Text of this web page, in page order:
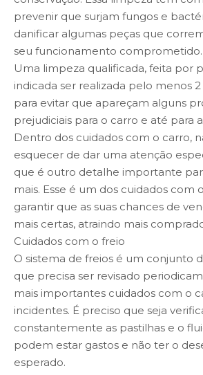
prevenir que surjam fungos e
danificar algumas peças que
seu funcionamento comprometido.
Uma limpeza qualificada, feita por
indicada ser realizada pelo menos
para evitar que apareçam alguns
prejudiciais para o carro e até para
Dentro dos cuidados com o carro,
esquecer de dar uma atenção
que é outro detalhe importante
mais. Esse é um dos cuidados com
garantir que as suas chances de
mais certas, atraindo mais
Cuidados com o freio
O sistema de freios é um conjunto
que precisa ser revisado
mais importantes cuidados com o
incidentes. É preciso que seja
constantemente as pastilhas e o
podem estar gastos e não ter o
esperado.